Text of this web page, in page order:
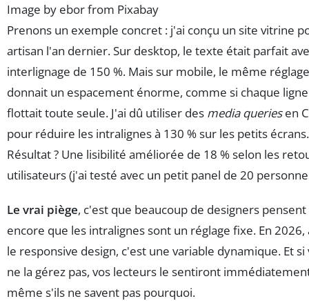
Image by ebor from Pixabay
Prenons un exemple concret : j'ai conçu un site vitrine
artisan l'an dernier. Sur desktop, le texte était parfait
interlignage de 150 %. Mais sur mobile, le même réglage
donnait un espacement énorme, comme si chaque ligne
flottait toute seule. J'ai dû utiliser des media queriesen
pour réduire les intralignes à 130 % sur les petits écrans.
Résultat ? Une lisibilité améliorée de 18 % selon les
utilisateurs (j'ai testé avec un petit panel de 20
Le vrai piège, c'est que beaucoup de designers pensent
encore que les intralignes sont un réglage fixe. En 2026,
le responsive design, c'est une variable dynamique. Et si
ne la gérez pas, vos lecteurs le sentiront
même s'ils ne savent pas pourquoi.